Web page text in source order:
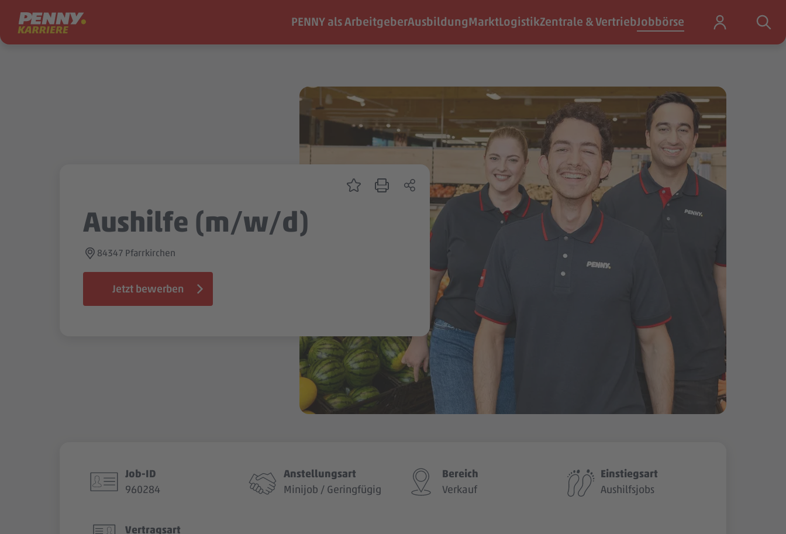
Zum Inhalt springen PENNY als ArbeitgeberAusbildungMarktLogistikZentrale & VertriebJobbörse
Aushilfe (m/w/d)
84347 Pfarrkirchen
Jetzt bewerben
Job-ID
960284
Anstellungsart
Minijob / Geringfügig
Bereich
Verkauf
Einstiegsart
Aushilfsjobs
Vertragsart